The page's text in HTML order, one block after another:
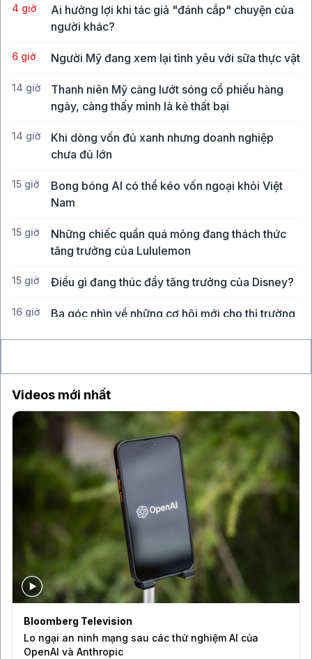
4 giờ
Ai hưởng lợi khi tác giả "đánh cắp" chuyện của
người khác?
6 giờ Người Mỹ đang xem lại tình yêu với sữa thực vật
14 giờ
Thanh niên Mỹ càng lướt sóng cổ phiếu hàng
ngày, càng thấy mình là kẻ thất bại
14 giờ
Khi dòng vốn đủ xanh nhưng doanh nghiệp
chưa đủ lớn
15 giờ
Bong bóng AI có thể kéo vốn ngoại khỏi Việt
Nam
15 giờ
Những chiếc quần quá mỏng đang thách thức
tăng trưởng của Lululemon
15 giờ Điều gì đang thúc đẩy tăng trưởng của Disney?
16 giờ
Ba góc nhìn về những cơ hội mới cho thị trường
Videos mới nhất
Bloomberg Television
Lo ngại an ninh mạng sau các thử nghiệm AI của
OpenAI và Anthropic